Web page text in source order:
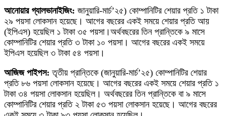
আনোয়ার গ্যালভানাইজিং: জানুয়ারি-মার্চ’২৫) কোম্পানিটির শেয়ার প্রতি ১ টাকা
২৯ পয়সা লোকসান হয়েছে। আগের বছরের একই সময়ে শেয়ার প্রতি আয়
(ইপিএস) হয়েছিল ১ টাকা ৩৫ পয়সা।অর্থবছরের তিন প্রান্তিকে ৯ মাসে
কোম্পানিটির শেয়ার প্রতি ৩ টাকা ১০ পয়সা। আগের বছরের একই সময়ে
ইপিএস হয়েছিল ৩ টাকা ৫৪ পয়সা।
আজিজ পাইপস: তৃতীয় প্রান্তিকে (জানুয়ারি-মার্চ’২৫) কোম্পানিটির শেয়ার
প্রতি ৮৬ পয়সা লোকসান হয়েছে। আগের বছরের একই সময়ে শেয়ার প্রতি ১
টাকা ৩৪ পয়সা লোকসান হয়েছিল। অর্থবছরের তিন প্রান্তিকে বা ৯ মাসে
কোম্পানিটির শেয়ার প্রতি ২ টাকা ৫৩ পয়সা লোকসান হয়েছে। আগের বছরের